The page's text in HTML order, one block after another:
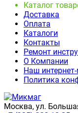
Каталог
Доставка
Оплата
Каталоги
Контакты
Ремонт
О Компании
Наш
Политика
Москва, ул.